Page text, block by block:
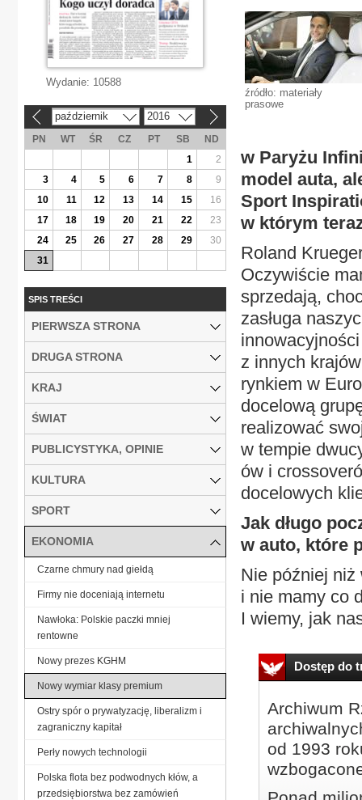
źródło: materiały
prasowe
w Paryżu
model auta,
Sport
w którym
Roland
Oczywiście
sprzedają,
zasługa
z innych
rynkiem w
docelową
realizować
w tempie
ów i
docelowych
Jak długo
w auto, które
Nie później niż
i nie mamy co
I wiemy, jak
Dostęp do
Archiwum
od 1993
Wydanie: 10588
październik 2016
PN WT ŚR CZ PT SB
ND
1
2
3
4 5 6 7 8
9
10
11 12 13 14 15
16
17
18 19 20 21 22
23
24
25 26 27 28 29
30
31
SPIS TREŚCI
PIERWSZA STRONA
DRUGA STRONA
KRAJ
ŚWIAT
PUBLICYSTYKA, OPINIE
KULTURA
SPORT
EKONOMIA
Czarne chmury nad giełdą
Firmy nie doceniają internetu
Nawłoka: Polskie paczki mniej
rentowne
Nowy prezes KGHM
Nowy wymiar klasy premium
Ostry spór o prywatyzację, liberalizm i
zagraniczny kapitał
Perły nowych technologii
Polska flota bez podwodnych kłów, a
przedsiębiorstwa bez zamówień